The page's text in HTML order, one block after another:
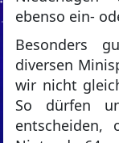
ebenso ein-
Besonders
diversen
wir nicht
So dürfen